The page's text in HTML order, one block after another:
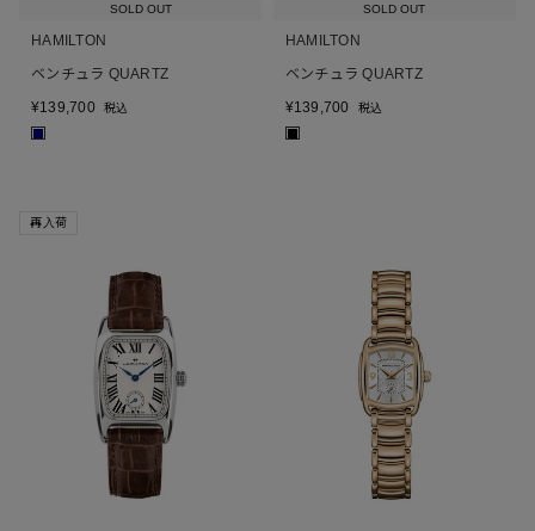
SOLD OUT
HAMILTON
ベンチュラ QUARTZ
¥139,700 税込
■
SOLD OUT
HAMILTON
ベンチュラ QUARTZ
¥139,700 税込
■
再入荷